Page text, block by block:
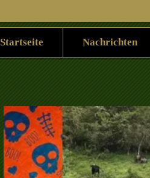
Heim
Heim Nachrichten
Startseite Nachrichten